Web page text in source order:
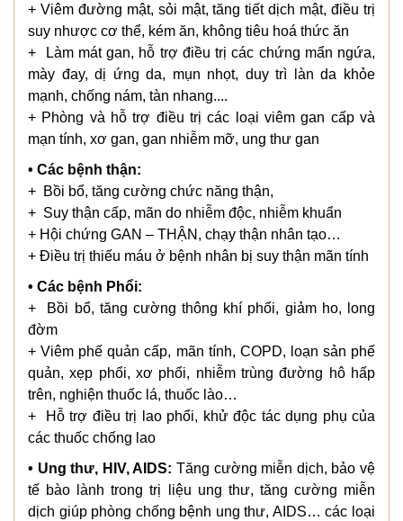
+ Viêm đường mật, sỏi mật, tăng tiết dịch mật, điều trị
suy nhược cơ thể, kém ăn, không tiêu hoá thức ăn
+ Làm mát gan, hỗ trợ điều trị các chứng mẩn ngứa,
mày đay, dị ứng da, mụn nhọt, duy trì làn da khỏe
mạnh, chống nám, tàn nhang....
+ Phòng và hỗ trợ điều trị các loại viêm gan cấp và
mạn tính, xơ gan, gan nhiễm mỡ, ung thư gan
• Các bệnh thận:
+ Bồi bổ, tăng cường chức năng thận,
+ Suy thận cấp, mãn do nhiễm độc, nhiễm khuẩn
+ Hội chứng GAN – THẬN, chạy thận nhân tạo…
+ Điều trị thiếu máu ở bệnh nhân bị suy thận mãn tính
• Các bệnh Phổi:
+ Bồi bổ, tăng cường thông khí phổi, giảm ho, long
đờm
+ Viêm phế quản cấp, mãn tính, COPD, loạn sản phế
quản, xẹp phổi, xơ phổi, nhiễm trùng đường hô hấp
trên, nghiện thuốc lá, thuốc lào…
+ Hỗ trợ điều trị lao phổi, khử độc tác dụng phụ của
các thuốc chống lao
• Ung thư, HIV, AIDS: Tăng cường miễn dịch, bảo vệ
tế bào lành trong trị liệu ung thư, tăng cường miễn
dịch giúp phòng chống bệnh ung thư, AIDS… các loại